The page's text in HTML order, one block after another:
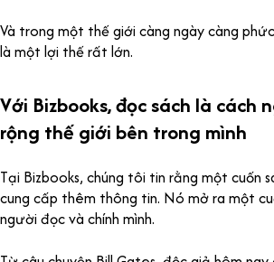
Và trong một thế giới càng ngày càng
là một lợi thế rất lớn.
Với Bizbooks, đọc sách là cách
rộng thế giới bên trong mình
Tại Bizbooks, chúng tôi tin rằng một cuốn
cung cấp thêm thông tin. Nó mở ra một
người đọc và chính mình.